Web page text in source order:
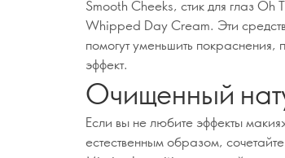
Smooth Cheeks, стик для глаз
Whipped Day Cream. Эти
помогут уменьшить
эффект.
Очищенный
Если вы не любите эффекты
естественным образом,